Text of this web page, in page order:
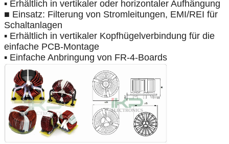
▪ Erhältlich in vertikaler oder horizontaler Aufhängung
■ Einsatz: Filterung von Stromleitungen, EMI/REI für
Schaltanlagen
▪ Erhältlich in vertikaler Kopfhügelverbindung für die
einfache PCB-Montage
▪ Einfache Anbringung von FR-4-Boards